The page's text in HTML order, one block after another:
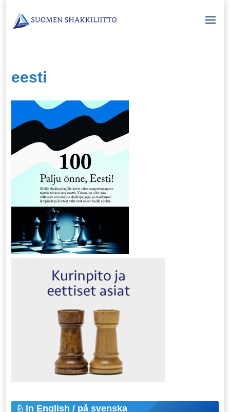
eesti
in English / på svenska